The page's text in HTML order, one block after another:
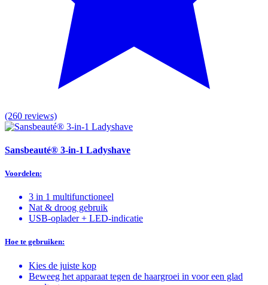
(260 reviews)
Sansbeauté® 3-in-1 Ladyshave
Voordelen:
3 in 1 multifunctioneel
Nat & droog gebruik
USB-oplader + LED-indicatie
Hoe te gebruiken:
Kies de juiste kop
Beweeg het apparaat tegen de haargroei in voor een glad